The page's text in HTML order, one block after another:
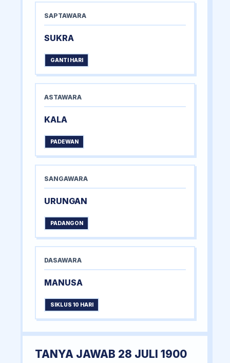
SAPTAWARA
SUKRA
GANTI HARI
ASTAWARA
KALA
PADEWAN
SANGAWARA
URUNGAN
PADANGON
DASAWARA
MANUSA
SIKLUS 10 HARI
TANYA JAWAB 28 JULI 1900